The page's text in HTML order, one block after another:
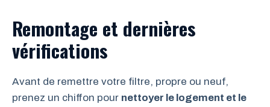
Remontage et dernières
vérifications
Avant de remettre votre filtre, propre ou neuf,
prenez un chiffon pour nettoyer le logement et le